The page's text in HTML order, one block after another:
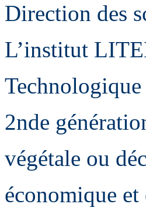
Direction des
L’institut
2nde
végétale ou
économique et